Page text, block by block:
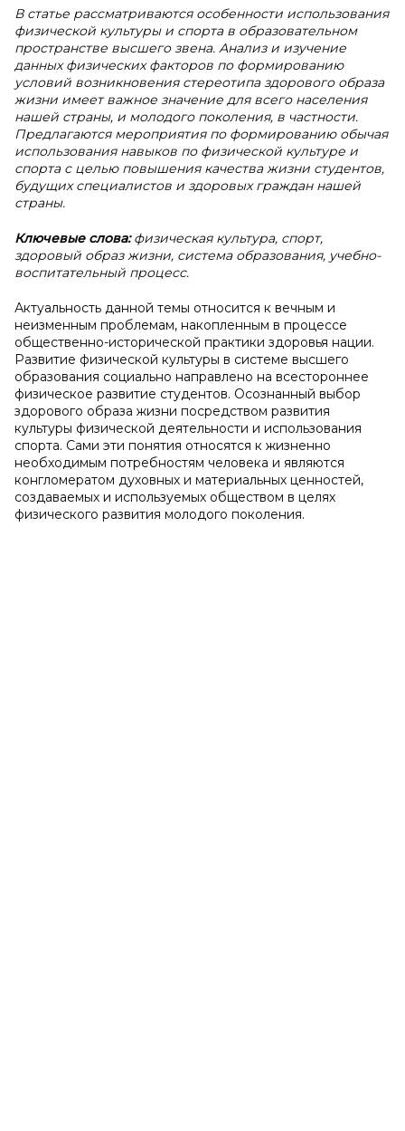
В статье рассматриваются особенности использования
физической культуры и спорта в образовательном
пространстве высшего звена. Анализ и изучение
данных физических факторов по формированию
условий возникновения стереотипа здорового образа
жизни имеет важное значение для всего населения
нашей страны, и молодого поколения, в частности.
Предлагаются мероприятия по формированию обычая
использования навыков по физической культуре и
спорта с целью повышения качества жизни студентов,
будущих специалистов и здоровых граждан нашей
страны.
Ключевые слова:физическая культура, спорт,
здоровый образ жизни, система образования, учебно-
воспитательный процесс.
Актуальность данной темы относится к вечным и
неизменным проблемам, накопленным в процессе
общественно-исторической практики здоровья нации.
Развитие физической культуры в системе высшего
образования социально направлено на всестороннее
физическое развитие студентов. Осознанный выбор
здорового образа жизни посредством развития
культуры физической деятельности и использования
спорта. Сами эти понятия относятся к жизненно
необходимым потребностям человека и являются
конгломератом духовных и материальных ценностей,
создаваемых и используемых обществом в целях
физического развития молодого поколения.